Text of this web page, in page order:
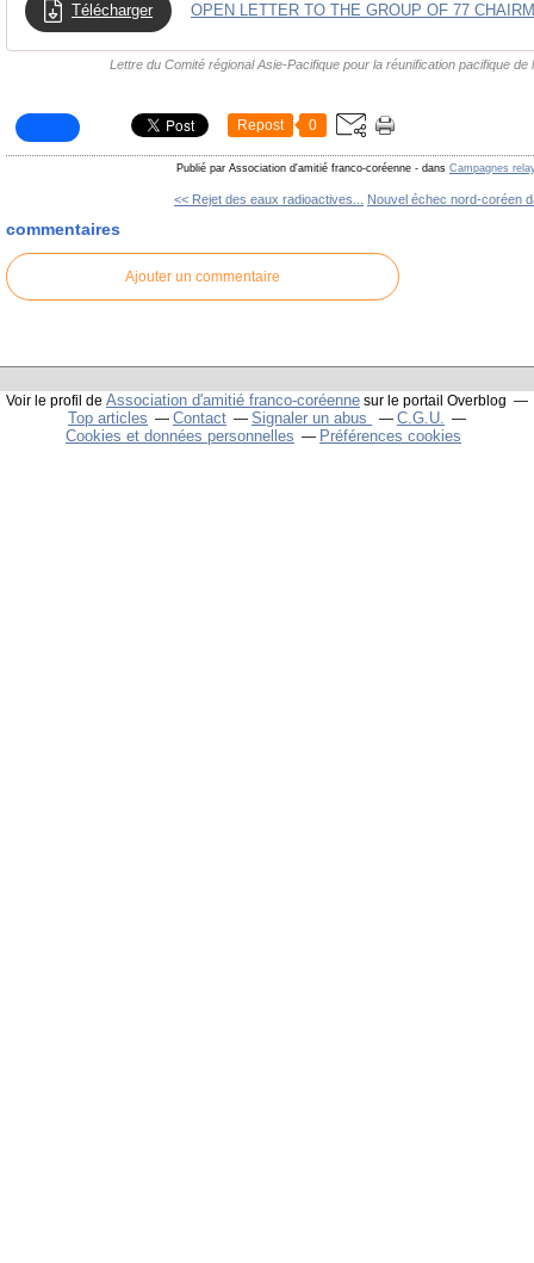
Télécharger OPEN LETTER TO THE GROUP OF 77
Lettre du Comité régional Asie-Pacifique pour la réunification pacifique
Repost 0
Publié par Association d'amitié franco-coréenne - dans Campagnes
<< Rejet des eaux radioactives... Nouvel échec nord-coréen
commentaires
Ajouter un commentaire
Voir le profil de Association d'amitié franco-coréenne sur le portail Overblog
Top articles Contact Signaler un abus
C.G.U.
Cookies et données personnelles
Préférences cookies